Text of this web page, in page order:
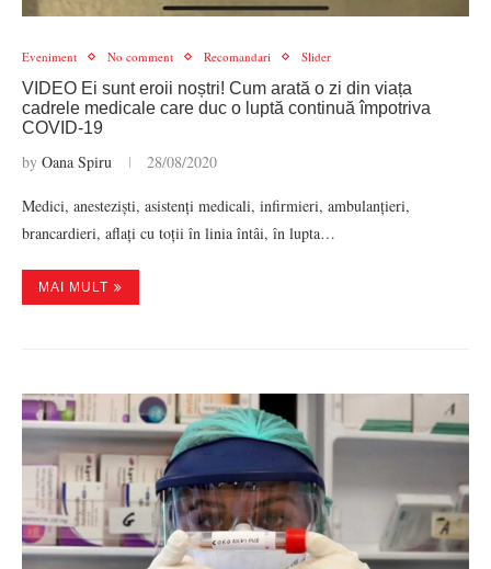
Eveniment No comment Recomandari Slider
VIDEO Ei sunt eroii noștri! Cum arată o zi din viața
cadrele medicale care duc o luptă continuă împotriva
COVID-19
by Oana Spiru 28/08/2020
Medici, anesteziști, asistenți medicali, infirmieri, ambulanțieri,
brancardieri, aflați cu toții în linia întâi, în lupta…
MAI MULT